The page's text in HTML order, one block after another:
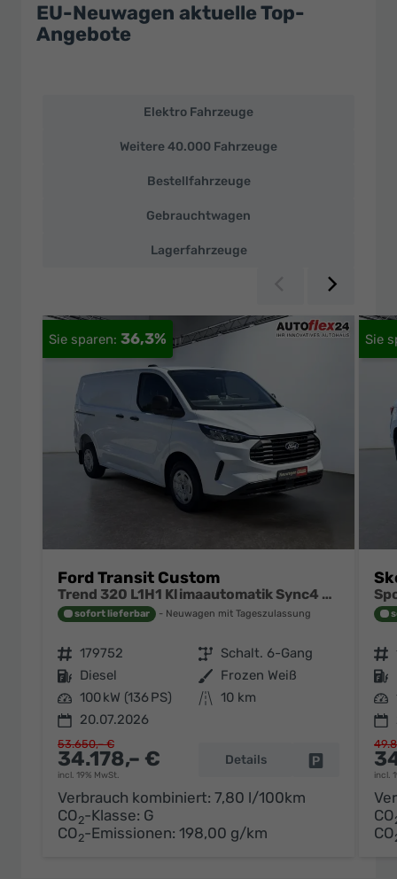
EU-Neuwagen aktuelle Top-
Angebote
Neuwagen
Elektro Fahrzeuge
Weitere 40.000 Fahrzeuge
Bestellfahrzeuge
Gebrauchtwagen
Lagerfahrzeuge
Zurück
36,3%
Ford Transit Custom
Trend 320 L1H1 Klimaautomatik Sync4 SHZ 2 x Einparkhilfe Kamera 5JG
sofort lieferbar Neuwagen mit Tageszulassung
Fahrzeugnr. 179752 Getriebe Schalt. 6-Gang
Kraftstoff Diesel Außenfarbe Frozen Weiß
Leistung 100 kW (136 PS) Kilometerstand 10 km
20.07.2026
34.178,– €
incl. 19% MwSt.
53.650,– €
Details Fahrzeug
Verbrauch kombiniert: 7,80 l/100km
CO2-Klasse: G
CO2-Emissionen: 198,00 g/km
Fahrzeugnr.
Kraftstoff
Leistung
incl.
CO
CO